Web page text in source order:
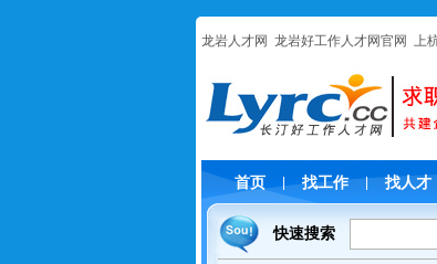
龙岩人才网 龙岩好工作人才网官网 上
首页 找工作 | 找人才
快速搜索